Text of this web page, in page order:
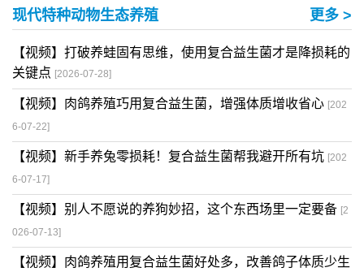
现代特种动物生态养殖 更多 >
【视频】打破养蛙固有思维，使用复合益生菌才是降损耗的
关键点 [2026-07-28]
【视频】肉鸽养殖巧用复合益生菌，增强体质增收省心 [202
6-07-22]
【视频】新手养兔零损耗！复合益生菌帮我避开所有坑 [202
6-07-17]
【视频】别人不愿说的养狗妙招，这个东西场里一定要备 [2
026-07-13]
【视频】肉鸽养殖用复合益生菌好处多，改善鸽子体质少生